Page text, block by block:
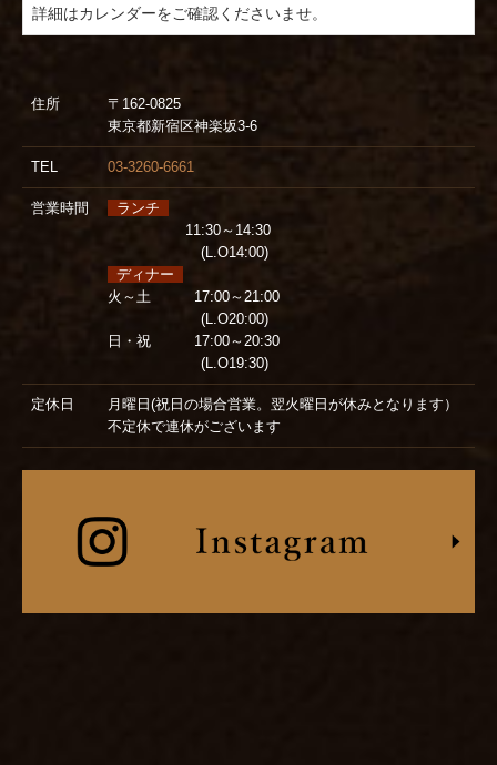
住所
〒162-0825
東京都新宿区神楽坂3-6
TEL 03-3260-6661
営業時間
ランチ
11:30～14:30
(L.O14:00)
ディナー
火～土 17:00～21:00
(L.O20:00)
日・祝 17:00～20:30
(L.O19:30)
定休日
月曜日(祝日の場合営業。翌火曜日が休みとなります）
不定休で連休がございます